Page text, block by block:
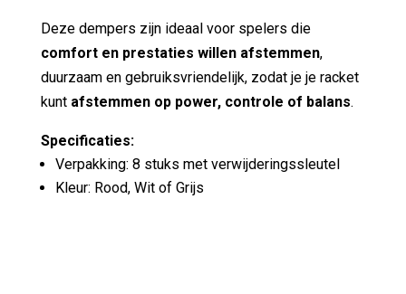
Deze dempers zijn ideaal voor spelers die
comfort en prestaties willen afstemmen,
duurzaam en gebruiksvriendelijk, zodat je je racket
kunt afstemmen op power, controle of balans.
Specificaties:
Verpakking: 8 stuks met verwijderingssleutel
Kleur: Rood, Wit of Grijs